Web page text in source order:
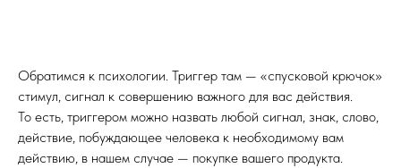
Обратимся к психологии. Триггер там — «спусковой крючок»
стимул, сигнал к совершению важного для вас действия.
То есть, триггером можно назвать любой сигнал, знак, слово,
действие, побуждающее человека к необходимому вам
действию, в нашем случае — покупке вашего продукта.